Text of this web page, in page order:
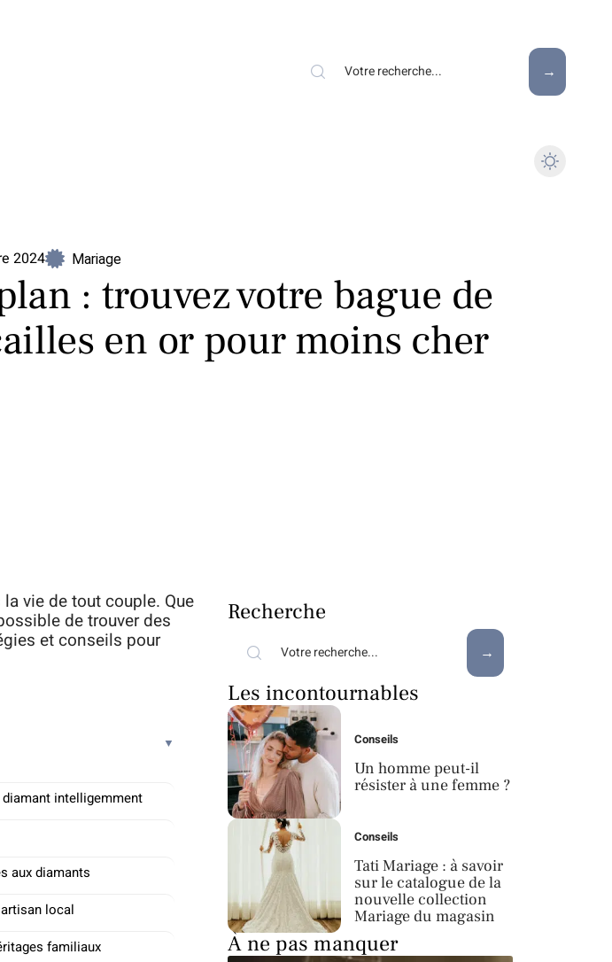
2024 Mariage
: trouvez votre bague de
en or pour moins cher
vie de tout couple. Que
de trouver des
et conseils pour
intelligemment
aux diamants
artisan local
familiaux
Recherche
Les incontournables
Conseils
Un homme peut-il
résister à une femme ?
Conseils
Tati Mariage : à savoir
sur le catalogue de la
nouvelle collection
Mariage du magasin
À ne pas manquer